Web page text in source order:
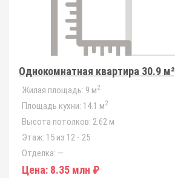
Однокомнатная квартира 30.9 м²
Жилая площадь: 9 м2
Площадь кухни: 14.1 м2
Высота потолков: 2.62 м
Этаж: 15 из 12 - 25
Отделка: —
Цена: 8.35 млн ₽